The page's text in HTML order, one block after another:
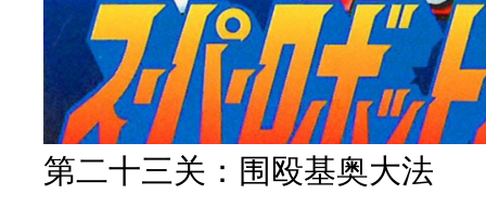
第二十三关：围殴基奥大法